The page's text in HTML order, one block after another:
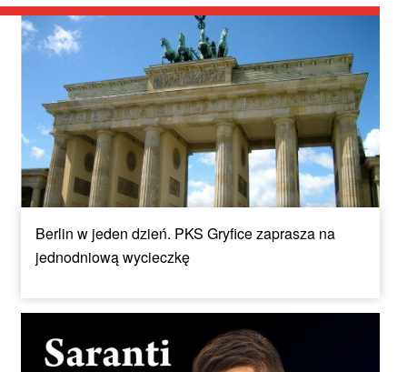
Berlin w jeden dzień. PKS Gryfice zaprasza na
jednodniową wycieczkę